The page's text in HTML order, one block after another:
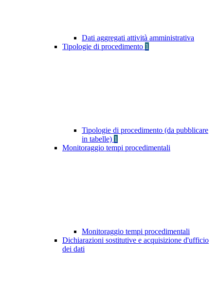
Dati aggregati attività amministrativa
Tipologie di procedimento 1
Tipologie di procedimento (da pubblicare
in tabelle) 1
Monitoraggio tempi procedimentali
Monitoraggio tempi procedimentali
Dichiarazioni sostitutive e acquisizione d'ufficio
dei dati